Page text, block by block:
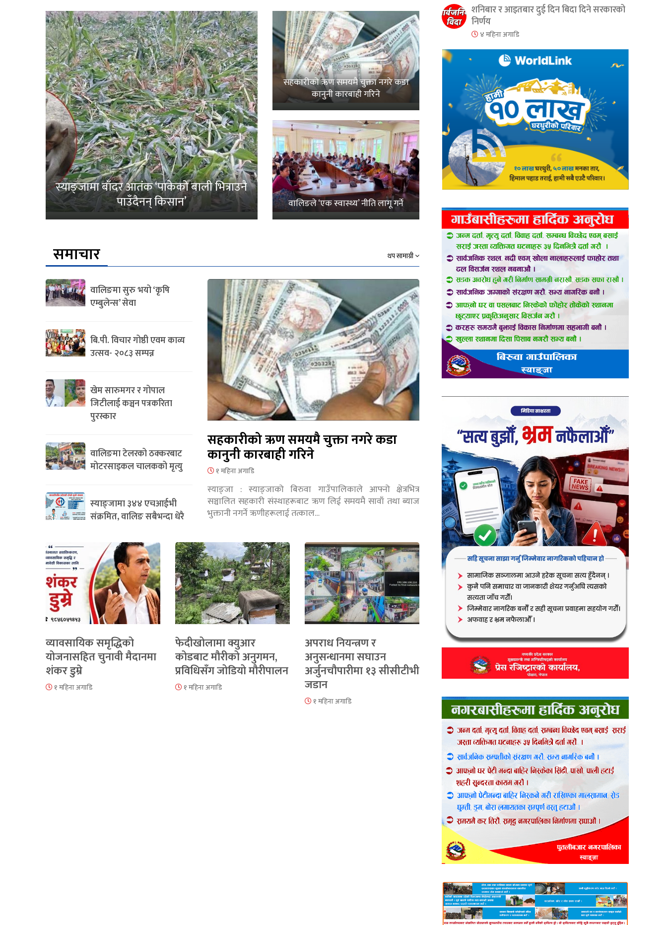
स्याङ्जामा बाँदर आतंक ‘पाकेको बाली भित्राउनै
पाउँदैनन् किसान’
सहकारीको ऋण समयमै चुक्ता नगरे कडा
कानुनी कारबाही गरिने
वालिङले ‘एक स्वास्थ्य’ नीति लागू गर्ने
समाचार थप सामाग्री
वालिङमा सुरु भयो ‘कृषि
एम्बुलेन्स’ सेवा
बि.पी. विचार गोष्ठी एवम काव्य
उत्सव- २०८३ सम्पन्न
खेम सारुमगर र गोपाल
जिटीलाई कञ्चन पत्रकरिता
पुरस्कार
वालिङमा टेलरको ठक्करबाट
मोटरसाइकल चालकको मृत्यु
स्याङ्जामा ३४४ एचआईभी
संक्रमित, वालिङ सबैभन्दा धेरै
सहकारीको ऋण समयमै चुक्ता नगरे कडा
कानुनी कारबाही गरिने
१ महिना अगाडि
स्याङ्जा : स्याङ्जाको बिरुवा गाउँपालिकाले आफ्नो क्षेत्रभित्र
सञ्चालित सहकारी संस्थाहरूबाट ऋण लिई समयमै सावाँ तथा ब्याज
भुक्तानी नगर्ने ऋणीहरूलाई तत्काल…
व्यावसायिक समृद्धिको
योजनासहित चुनावी मैदानमा
शंकर डुम्रे
१ महिना अगाडि
फेदीखोलामा क्युआर
कोडबाट मौरीको अनुगमन,
प्रविधिसँग जोडियो मौरीपालन
१ महिना अगाडि
अपराध नियन्त्रण र
अनुसन्धानमा सघाउन
अर्जुनचौपारीमा १३ सीसीटीभी
जडान
१ महिना अगाडि
शनिबार र आइतबार दुई दिन बिदा दिने सरकारको
निर्णय
४ महिना अगाडि